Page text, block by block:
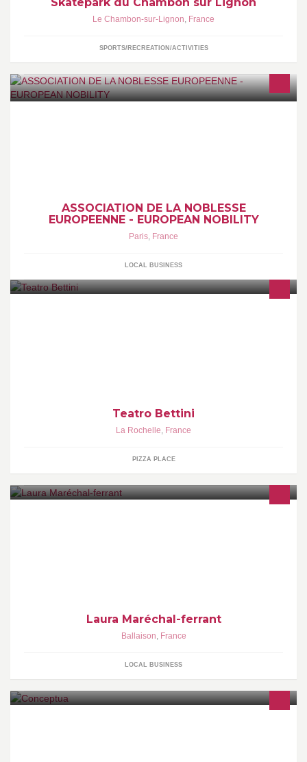
Le Chambon-sur-Lignon, France
SPORTS/RECREATION/ACTIVITIES
ASSOCIATION DE LA NOBLESSE
EUROPEENNE - EUROPEAN NOBILITY
Paris, France
LOCAL BUSINESS
Teatro Bettini
La Rochelle, France
PIZZA PLACE
Laura Maréchal-ferrant
Ballaison, France
LOCAL BUSINESS